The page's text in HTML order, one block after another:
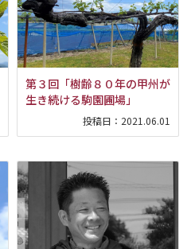
第３回「樹齢８０年の甲州が
生き続ける駒園圃場」
投稿日： 2021.06.01